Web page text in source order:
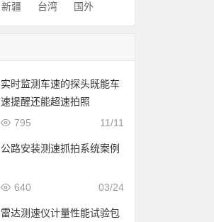
新疆 台湾 国外
实时监测车速的探头既能车
速提醒还能超速拍照
11/11
795
公路安装测速抓拍系统案例
03/24
640
雷达测速仪计量性能试验包